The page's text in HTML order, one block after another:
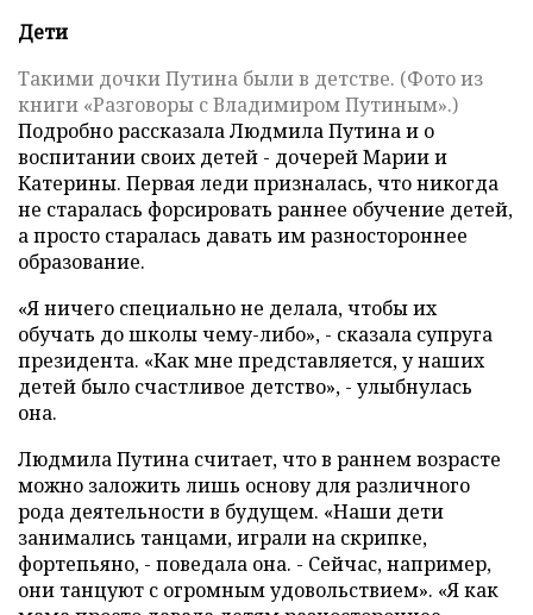
Дети
Такими дочки Путина были в детстве. (Фото из
книги «Разговоры с Владимиром Путиным».)
Подробно рассказала Людмила Путина и о
воспитании своих детей - дочерей Марии и
Катерины. Первая леди призналась, что никогда
не старалась форсировать раннее обучение детей,
а просто старалась давать им разностороннее
образование.
«Я ничего специально не делала, чтобы их
обучать до школы чему-либо», - сказала супруга
президента. «Как мне представляется, у наших
детей было счастливое детство», - улыбнулась
она.
Людмила Путина считает, что в раннем возрасте
можно заложить лишь основу для различного
рода деятельности в будущем. «Наши дети
занимались танцами, играли на скрипке,
фортепьяно, - поведала она. - Сейчас, например,
они танцуют с огромным удовольствием». «Я как